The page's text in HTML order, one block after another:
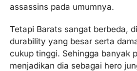
assassins pada umumnya.
Tetapi Barats sangat berbeda,
durability yang besar serta
cukup tinggi. Sehingga banyak
menjadikan dia sebagai hero